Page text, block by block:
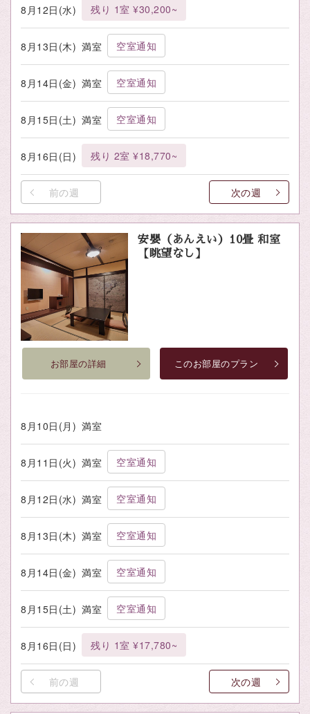
8月12日(水) 残り 1室 ¥30,200~
8月13日(木) 満室 空室通知
8月14日(金) 満室 空室通知
8月15日(土) 満室 空室通知
8月16日(日) 残り 2室 ¥18,770~
前の週 次の週
安嬰（あんえい）10畳 和室
【眺望なし】
お部屋の詳細 このお部屋のプラン
8月10日(月) 満室
8月11日(火) 満室 空室通知
8月12日(水) 満室 空室通知
8月13日(木) 満室 空室通知
8月14日(金) 満室 空室通知
8月15日(土) 満室 空室通知
8月16日(日) 残り 1室 ¥17,780~
前の週 次の週